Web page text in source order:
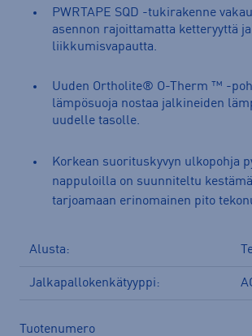
PWRTAPE SQD -tukirakenne
asennon rajoittamatta ketteryyttä ja
liikkumisvapautta.
Uuden Ortholite® O-Therm ™ -
lämpösuoja nostaa jalkineiden
uudelle tasolle.
Korkean suorituskyvyn ulkopohja
nappuloilla on suunniteltu
tarjoamaan erinomainen pito
Alusta:
Jalkapallokenkätyyppi:
Tuotenumero